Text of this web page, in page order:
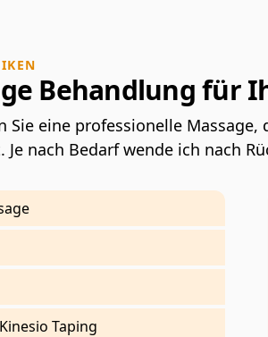
Behandlung für
Sie eine professionelle
nach Bedarf wende ich nach
Taping